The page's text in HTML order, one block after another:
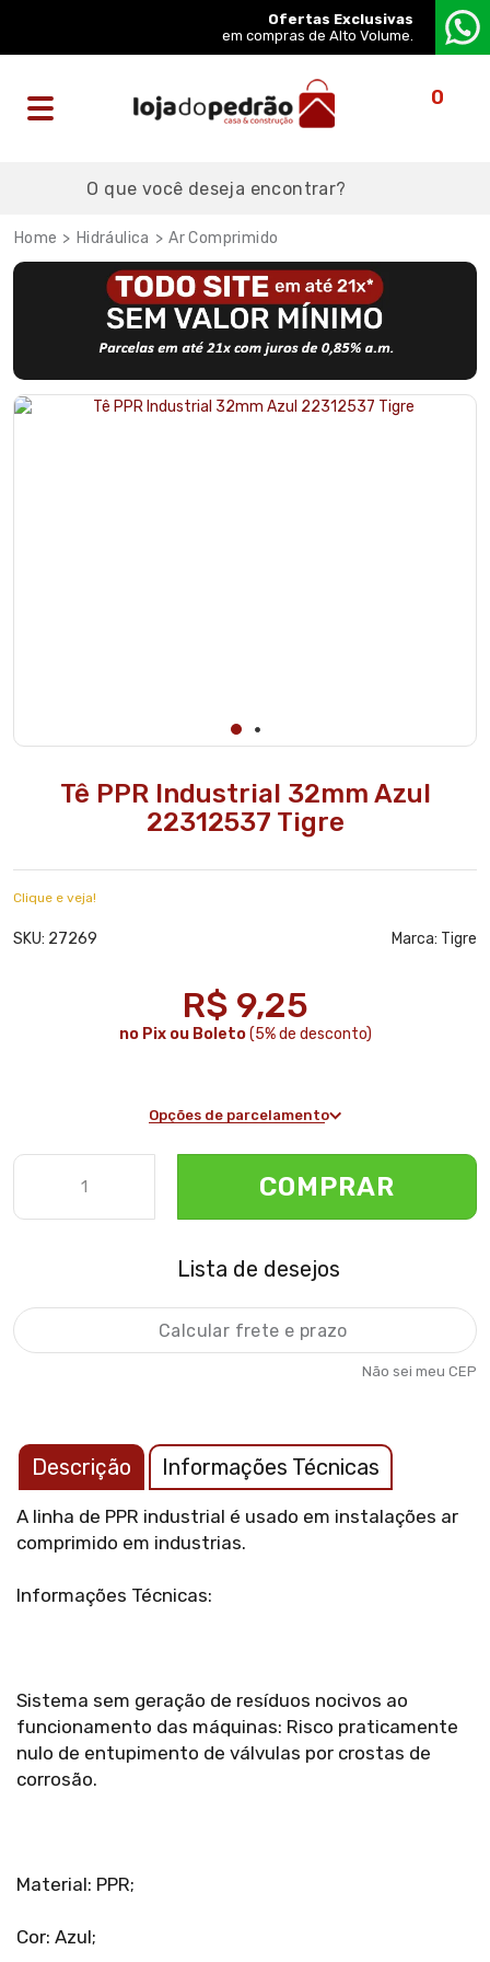
Ofertas Exclusivas
em compras de Alto Volume.
0
Hidráulica Ar Comprimido
Tê PPR Industrial 32mm Azul
22312537 Tigre
Clique e veja!
SKU: 27269 Marca: Tigre
R$ 9,25
no Pix ou Boleto(5% de desconto)
Opções de parcelamento
COMPRAR
Lista de desejos
Não sei meu CEP
Descrição Informações Técnicas
A linha de PPR industrial é usado em instalações ar
comprimido em industrias.
Informações Técnicas:
Sistema sem geração de resíduos nocivos ao
funcionamento das máquinas: Risco praticamente
nulo de entupimento de válvulas por crostas de
corrosão.
Material: PPR;
Cor: Azul;